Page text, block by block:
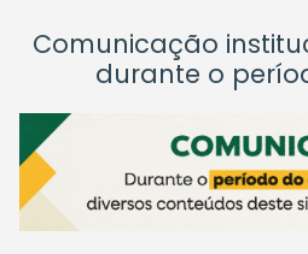
Comunicação
durante o